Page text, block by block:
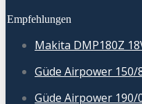
Empfehlungen
Makita DMP180Z
Güde Airpower 150/
Güde Airpower 190/